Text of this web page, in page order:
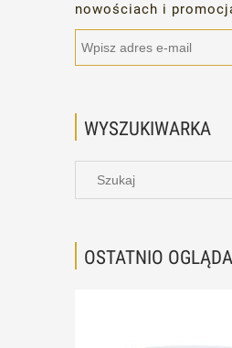
nowościach i
WYSZUKIWARKA
OSTATNIO